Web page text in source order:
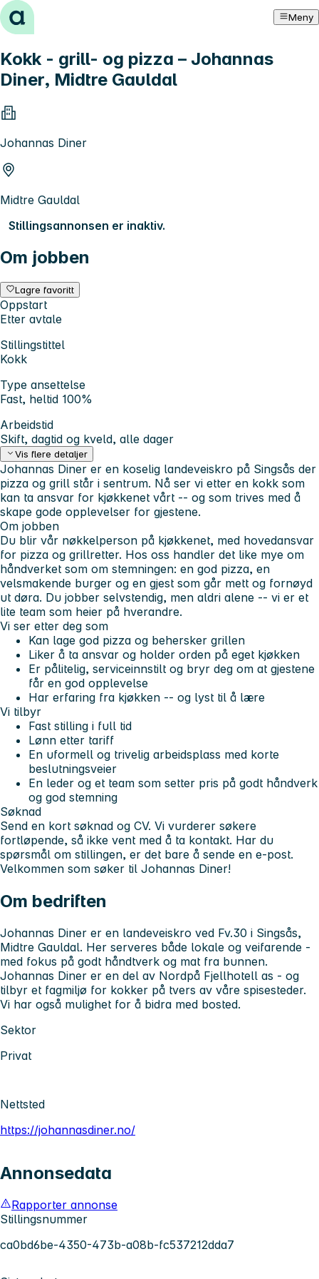
Hopp til innhold Meny
Kokk - grill- og pizza – Johannas
Diner, Midtre Gauldal
Johannas Diner
Midtre Gauldal
Stillingsannonsen er inaktiv.
Om jobben
Lagre favoritt
Oppstart
Etter avtale
Stillingstittel
Kokk
Type ansettelse
Fast, heltid 100%
Arbeidstid
Skift, dagtid og kveld, alle dager
Vis flere detaljer
Johannas Diner er en koselig landeveiskro på Singsås der
pizza og grill står i sentrum. Nå ser vi etter en kokk som
kan ta ansvar for kjøkkenet vårt -- og som trives med å
skape gode opplevelser for gjestene.
Om jobben
Du blir vår nøkkelperson på kjøkkenet, med hovedansvar
for pizza og grillretter. Hos oss handler det like mye om
håndverket som om stemningen: en god pizza, en
velsmakende burger og en gjest som går mett og fornøyd
ut døra. Du jobber selvstendig, men aldri alene -- vi er et
lite team som heier på hverandre.
Vi ser etter deg som
Kan lage god pizza og behersker grillen
Liker å ta ansvar og holder orden på eget kjøkken
Er pålitelig, serviceinnstilt og bryr deg om at gjestene
får en god opplevelse
Har erfaring fra kjøkken -- og lyst til å lære
Vi tilbyr
Fast stilling i full tid
Lønn etter tariff
En uformell og trivelig arbeidsplass med korte
beslutningsveier
En leder og et team som setter pris på godt håndverk
og god stemning
Søknad
Send en kort søknad og CV. Vi vurderer søkere
fortløpende, så ikke vent med å ta kontakt. Har du
spørsmål om stillingen, er det bare å sende en e-post.
Velkommen som søker til Johannas Diner!
Om bedriften
Johannas Diner er en landeveiskro ved Fv.30 i Singsås,
Midtre Gauldal. Her serveres både lokale og veifarende -
med fokus på godt håndtverk og mat fra bunnen.
Johannas Diner er en del av Nordpå Fjellhotell as - og
tilbyr et fagmiljø for kokker på tvers av våre spisesteder.
Vi har også mulighet for å bidra med bosted.
Sektor
Privat
Nettsted
https://johannasdiner.no/
Annonsedata
Rapporter annonse
Stillingsnummer
ca0bd6be-4350-473b-a08b-fc537212dda7